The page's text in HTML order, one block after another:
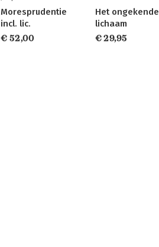
Moresprudentie
incl. lic.
€ 52,00
Het ongekende
lichaam
€ 29,95